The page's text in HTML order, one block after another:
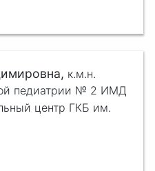
к.м.н.
педиатрии № 2 ИМД
центр ГКБ им.